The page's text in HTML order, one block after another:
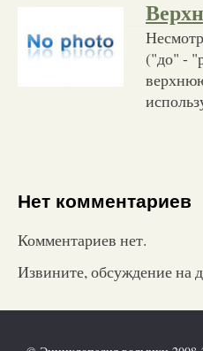
("до" -
Нет комментариев
Комментариев нет.
Извините, обсуждение на